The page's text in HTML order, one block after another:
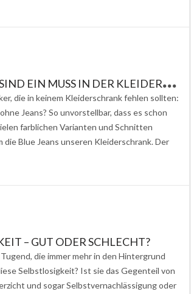
D
IESE BASICS SIND EIN MUSS IN DER KLEIDERGARDEROBE
die in keinem Kleiderschrank fehlen sollten:
Jeans? So unvorstellbar, dass es schon
farblichen Varianten und Schnitten
die Blue Jeans unseren Kleiderschrank. Der
– GUT ODER SCHLECHT?
die immer mehr in den Hintergrund
Selbstlosigkeit? Ist sie das Gegenteil von
und sogar Selbstvernachlässigung oder